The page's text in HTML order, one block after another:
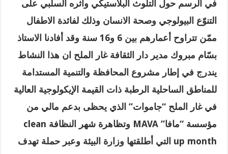
في الرسم حول التلوث البلاستيكي وأثره السلبي على
التنوّع البيولوجي وصحة الانسان وذلك لفائدة الاطفال
ممّن تتراوح أعمارهم بين 6 و16 سنة وقد أفادنا الاستاذ
بسّام مبروك مدير دار الثقافة غار الملح ان هذا النشاط
يندرج في إطار مشروع المحافظة والتنمية المستدامة
للمناطق الساحلية الرطبة ذات القيمة الإيكولوجية العالية
في غار الملح “جاموات” الذي يحظى بدعم مالي من
مؤسسة “مافا” MAVA وتظاهرة شهر النظافة clean
up month التي أطلقتها وزارة البيئة وعبر حملة تهدف